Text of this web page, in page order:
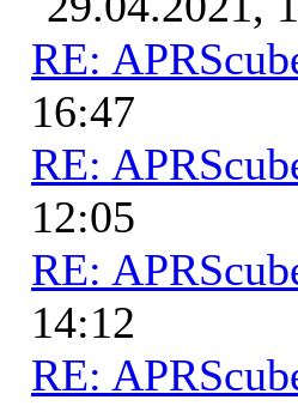
RE:
16:47
RE:
12:05
RE:
14:12
RE: